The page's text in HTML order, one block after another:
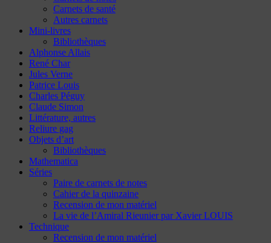
Carnets de santé
Autres carnets
Mini-livres
Bibliothèques
Alphonse Allais
René Char
Jules Verne
Patrice Louis
Charles Péguy
Claude Simon
Littérature, autres
Reliure gag
Objets d’art
Bibliothèques
Mathematica
Séries
Paire de carnets de notes
Cahier de la quinzaine
Recension de mon matériel
La vie de l’Amiral Rieunier par Xavier LOUIS
Technique
Recension de mon matériel